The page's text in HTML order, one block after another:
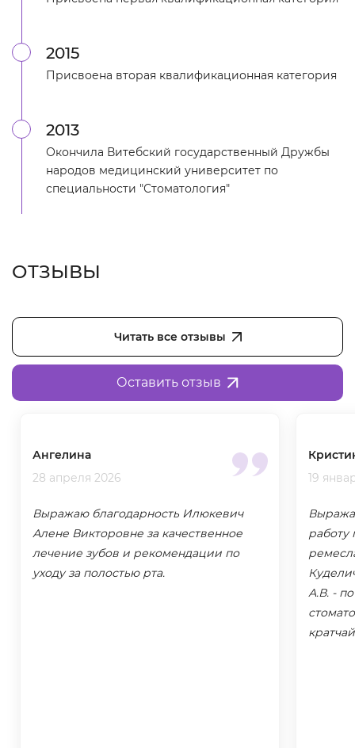
2015
Присвоена вторая квалификационная категория
2013
Окончила Витебский государственный Дружбы
народов медицинский университет по
специальности "Стоматология"
ОТЗЫВЫ
Читать все отзывы
Оставить отзыв
Ангелина
28 апреля 2026
Выражаю благодарность Илюкевич
Алене Викторовне за качественное
лечение зубов и рекомендации по
уходу за полостью рта.
19
работу
А.В. -